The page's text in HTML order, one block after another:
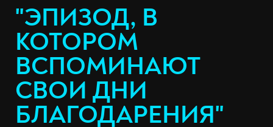
"ЭПИЗОД, В
КОТОРОМ
ВСПОМИНАЮТ
СВОИ ДНИ
БЛАГОДАРЕНИЯ"